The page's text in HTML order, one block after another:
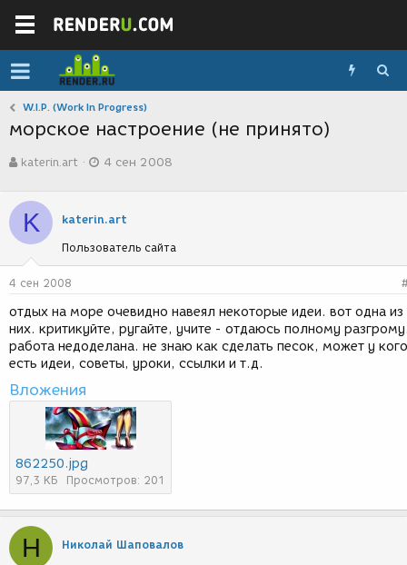
W.I.P. (Work In Progress)
морское настроение (не принято)
в
о
р
т
е
м
ы
katerin.art
а
с
з
д
и
я
4 сен 2008
K katerin.art
Пользователь сайта
4 сен 2008
отдых на море очевидно навеял некоторые идеи. вот одна из
них. критикуйте, ругайте, учите - отдаюсь полному
работа недоделана. не знаю как сделать песок, может у кого
есть идеи, советы, уроки, ссылки и т.д.
Вложения
862250.jpg
97,3 КБ Просмотров: 201
Н Николай Шаповалов